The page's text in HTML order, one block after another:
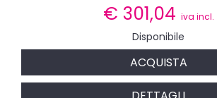
€ 301,04 iva incl.
Disponibile
ACQUISTA